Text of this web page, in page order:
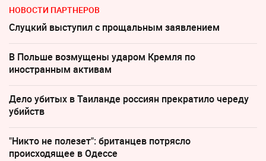
НОВОСТИ ПАРТНЕРОВ
Слуцкий выступил с прощальным заявлением
В Польше возмущены ударом Кремля по
иностранным активам
Дело убитых в Таиланде россиян прекратило череду
убийств
"Никто не полезет": британцев потрясло
происходящее в Одессе